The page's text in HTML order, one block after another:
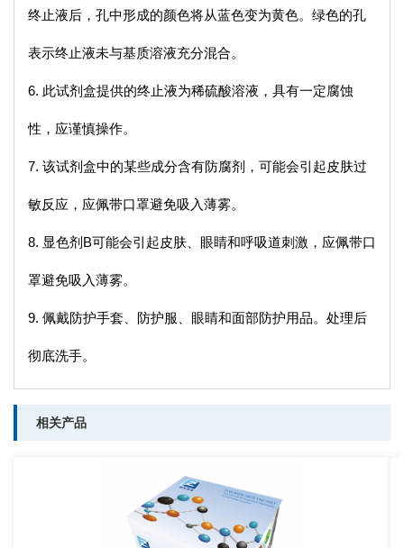
终止液后，孔中形成的颜色将从蓝色变为黄色。绿色的孔
表示终止液未与基质溶液充分混合。
6. 此试剂盒提供的终止液为稀硫酸溶液，具有一定腐蚀
性，应谨慎操作。
7. 该试剂盒中的某些成分含有防腐剂，可能会引起皮肤过
敏反应，应佩带口罩避免吸入薄雾。
8. 显色剂B可能会引起皮肤、眼睛和呼吸道刺激，应佩带口
罩避免吸入薄雾。
9. 佩戴防护手套、防护服、眼睛和面部防护用品。处理后
彻底洗手。
相关产品